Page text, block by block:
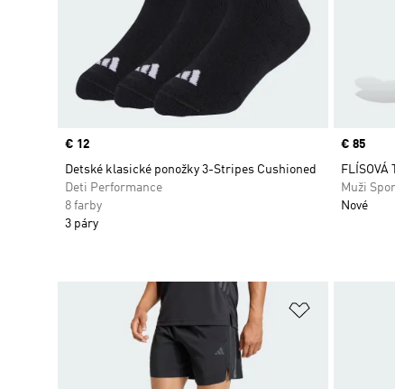
Price
€ 12
Detské klasické ponožky 3-Stripes Cushioned
Deti Performance
8 farby
3 páry
Price
€ 85
FLÍSOVÁ
Muži
Nové
Pridať do